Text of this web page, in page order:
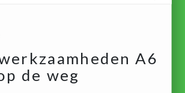
A6
de weg